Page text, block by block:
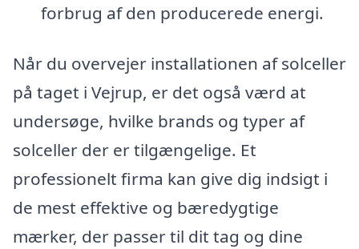
forbrug af den producerede energi.
Når du overvejer installationen af solceller
på taget i Vejrup, er det også værd at
undersøge, hvilke brands og typer af
solceller der er tilgængelige. Et
professionelt firma kan give dig indsigt i
de mest effektive og bæredygtige
mærker, der passer til dit tag og dine